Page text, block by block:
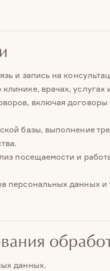
и запись на
врачах, услугах
включая договоры
базы, выполнение
посещаемости и
персональных данных
данных.